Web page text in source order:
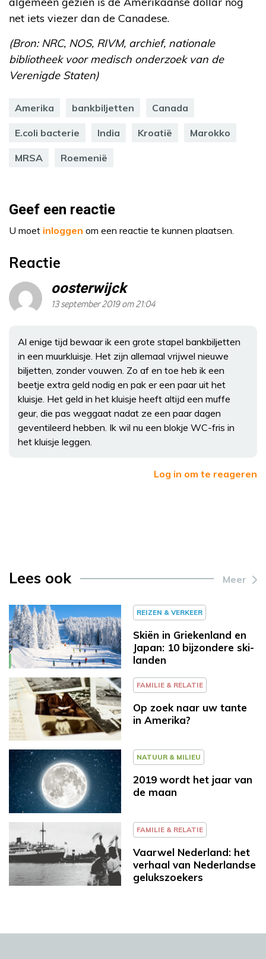
net iets viezer dan de Canadese.
(Bron: NRC, NOS, RIVM, archief, nationale
bibliotheek voor medisch onderzoek van de
Verenigde Staten)
Amerika bankbiljetten Canada
E.coli bacterie India Kroatië Marokko
MRSA Roemenië
Geef een reactie
U moet inloggen om een reactie te kunnen plaatsen.
Reactie
oosterwijck
13 september 2019 om 21:04
Al enige tijd bewaar ik een grote stapel bankbiljetten
in een muurkluisje. Het zijn allemaal vrijwel nieuwe
biljetten, zonder vouwen. Zo af en toe heb ik een
beetje extra geld nodig en pak er een paar uit het
kluisje. Het geld in het kluisje heeft altijd een muffe
geur, die pas weggaat nadat ze een paar dagen
geventileerd hebben. Ik wil nu een blokje WC-fris in
het kluisje leggen.
Log in om te reageren
Lees ook Meer
REIZEN & VERKEER
Skiën in Griekenland en
Japan: 10 bijzondere ski-
landen
FAMILIE & RELATIE
Op zoek naar uw tante
in Amerika?
NATUUR & MILIEU
2019 wordt het jaar van
de maan
FAMILIE & RELATIE
Vaarwel Nederland: het
verhaal van Nederlandse
gelukszoekers